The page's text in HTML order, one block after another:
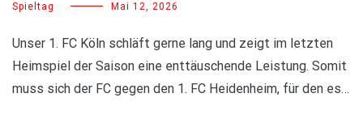
Spieltag Mai 12, 2026
Unser 1. FC Köln schläft gerne lang und zeigt im letzten
Heimspiel der Saison eine enttäuschende Leistung. Somit
muss sich der FC gegen den 1. FC Heidenheim, für den es…